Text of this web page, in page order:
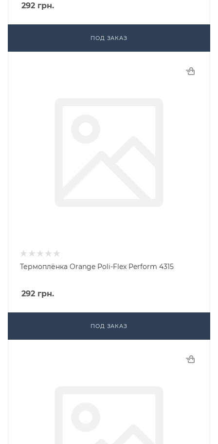
292 грн.
ПОД ЗАКАЗ
Термоплёнка Orange Poli-Flex Perform 4315
292 грн.
ПОД ЗАКАЗ